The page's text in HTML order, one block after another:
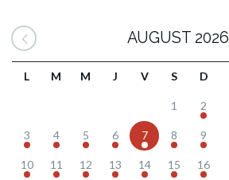
AUGUST 2026
L M M J V S D
1 2
3 4 5 6 7 8 9
10 11 12 13 14 15 16